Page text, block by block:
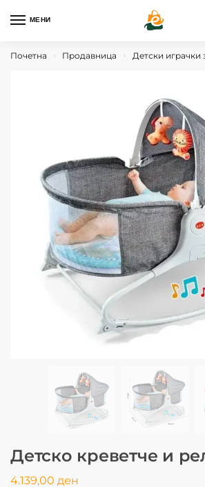
МЕНИ
Почетна › Продавница › Детски играчки за
Детско креветче и
4.139,00 ден